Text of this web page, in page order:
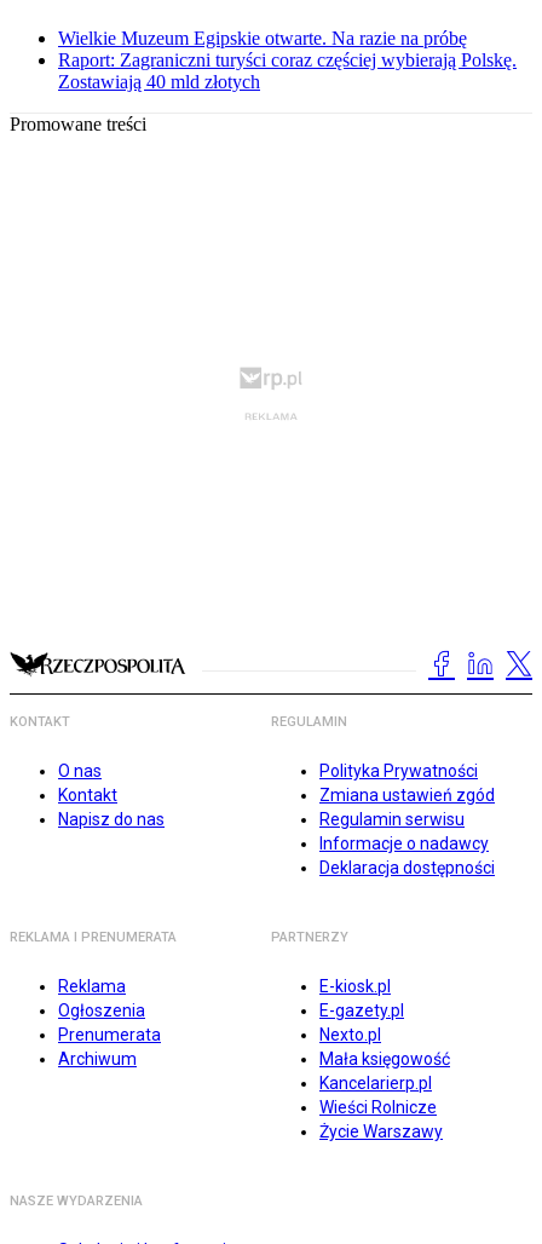
Wielkie Muzeum Egipskie otwarte. Na razie na próbę
Raport: Zagraniczni turyści coraz częściej wybierają Polskę.
Zostawiają 40 mld złotych
Promowane treści
KONTAKT
O nas
Kontakt
Napisz do nas
REGULAMIN
Polityka Prywatności
Zmiana ustawień zgód
Regulamin serwisu
Informacje o nadawcy
Deklaracja dostępności
REKLAMA I PRENUMERATA
Reklama
Ogłoszenia
Prenumerata
Archiwum
PARTNERZY
E-kiosk.pl
E-gazety.pl
Nexto.pl
Mała księgowość
Kancelarierp.pl
Wieści Rolnicze
Życie Warszawy
NASZE WYDARZENIA